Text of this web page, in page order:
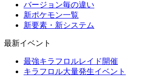
バージョン毎の違い
新ポケモン一覧
新要素・新システム
最新イベント
最強キラフロルレイド開催
キラフロル大量発生イベント